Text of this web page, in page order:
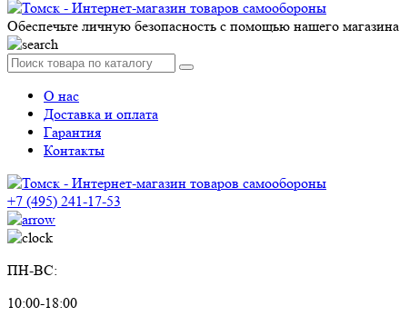
Обеспечьте личную безопасность с помощью нашего магазина
О нас
Доставка и оплата
Гарантия
Контакты
+7 (495) 241-17-53
ПН-ВС:
10:00-18:00